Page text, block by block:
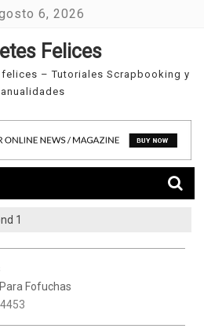
6, 2026
Felices
– Tutoriales Scrapbooking y
1
Fofuchas